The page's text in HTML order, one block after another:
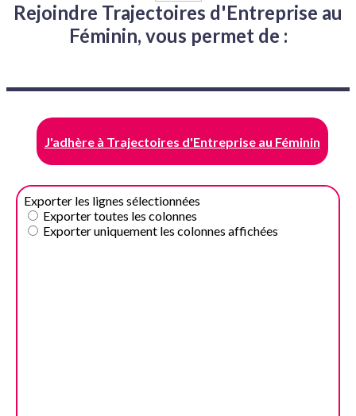
Rejoindre Trajectoires d'Entreprise au
Féminin, vous permet de :
J'adhère à Trajectoires d'Entreprise au Féminin